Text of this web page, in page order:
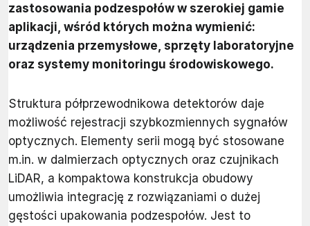
zastosowania podzespołów w szerokiej gamie
aplikacji, wśród których można wymienić:
urządzenia przemysłowe, sprzęty laboratoryjne
oraz systemy monitoringu środowiskowego.
Struktura półprzewodnikowa detektorów daje
możliwość rejestracji szybkozmiennych sygnałów
optycznych. Elementy serii mogą być stosowane
m.in. w dalmierzach optycznych oraz czujnikach
LiDAR, a kompaktowa konstrukcja obudowy
umożliwia integrację z rozwiązaniami o dużej
gęstości upakowania podzespołów. Jest to